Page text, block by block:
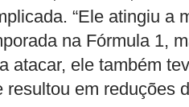
“Ele atingiu a
na Fórmula 1,
atacar, ele também
resultou em reduções